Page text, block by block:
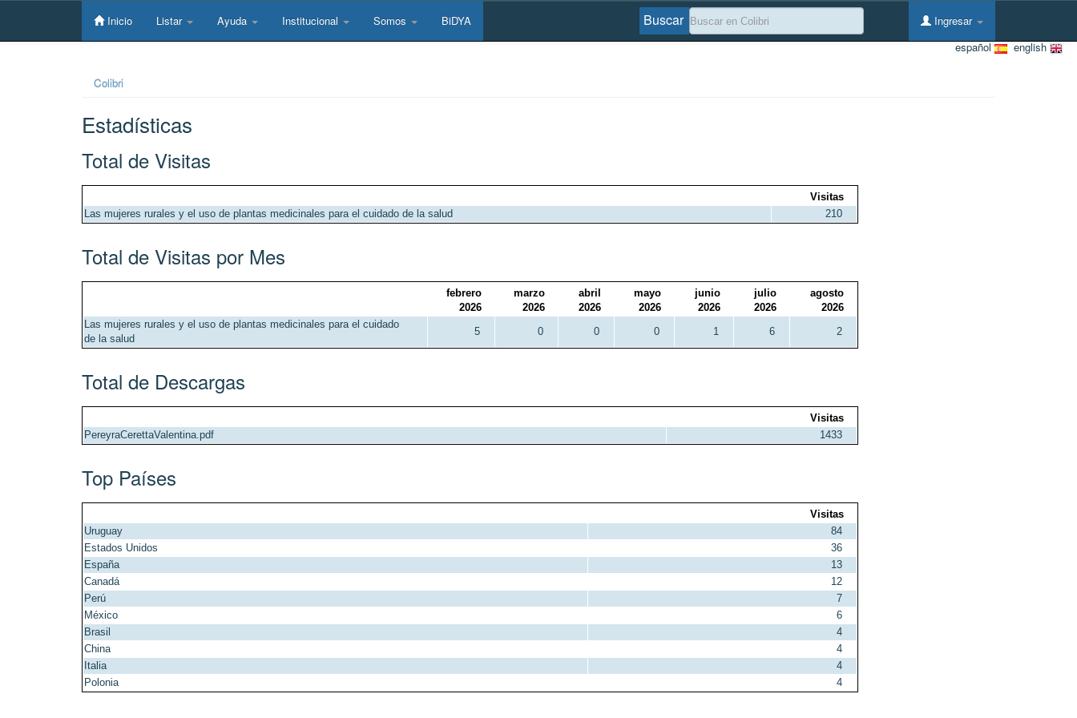
Skip
Inicio Listar Ayuda Institucional Somos BiDYA Ingresar
Buscar
english
español
Colibri
Estadísticas
Total de Visitas
Visitas
Las mujeres rurales y el uso de plantas medicinales para el cuidado de la salud
210
Total de Visitas por Mes
febrero
2026
marzo
2026
abril
2026
mayo
2026
junio
2026
julio
2026
agosto
2026
Las mujeres rurales y el uso de plantas medicinales para el cuidado
de la salud
5 0 0 0 1 6 2
Total de Descargas
Visitas
PereyraCerettaValentina.pdf
1433
Top Países
Visitas
Uruguay
84
Estados Unidos
36
España
13
Canadá
12
Perú
7
México
6
Brasil
4
China
4
Italia
4
Polonia
4